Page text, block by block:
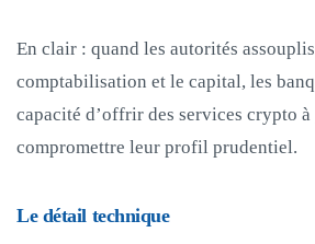
En clair : quand les autorités
comptabilisation et le capital, les
capacité d’offrir des services crypto à
compromettre leur profil prudentiel.
Le détail technique